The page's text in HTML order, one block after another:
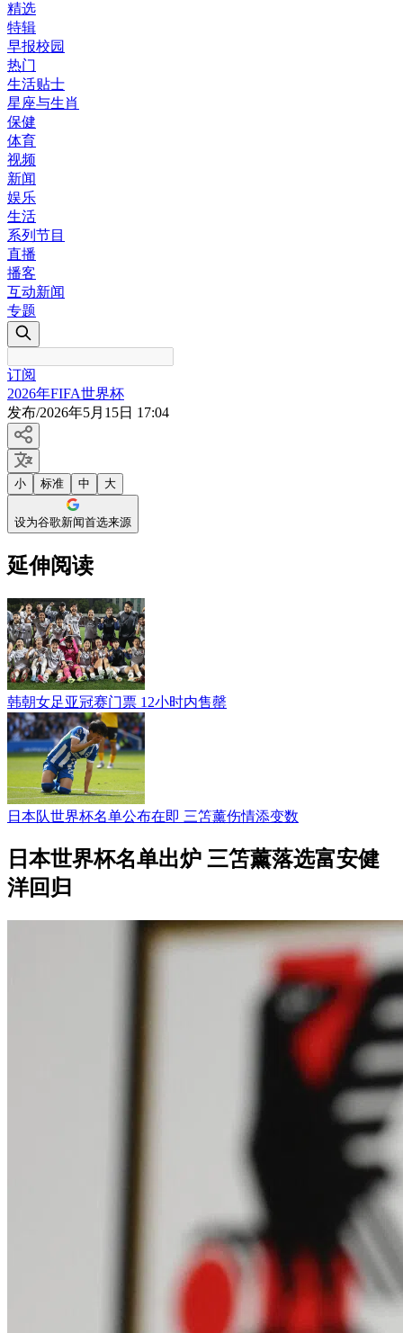
精选
特辑
早报校园
热门
生活贴士
星座与生肖
保健
体育
视频
新闻
娱乐
生活
系列节目
直播
播客
互动新闻
专题
订阅
2026年FIFA世界杯
发布/2026年5月15日 17:04
小 标准 中 大
设为谷歌新闻首选来源
延伸阅读
韩朝女足亚冠赛门票 12小时内售罄
日本队世界杯名单公布在即 三笘薰伤情添变数
日本世界杯名单出炉 三笘薰落选富安健
洋回归